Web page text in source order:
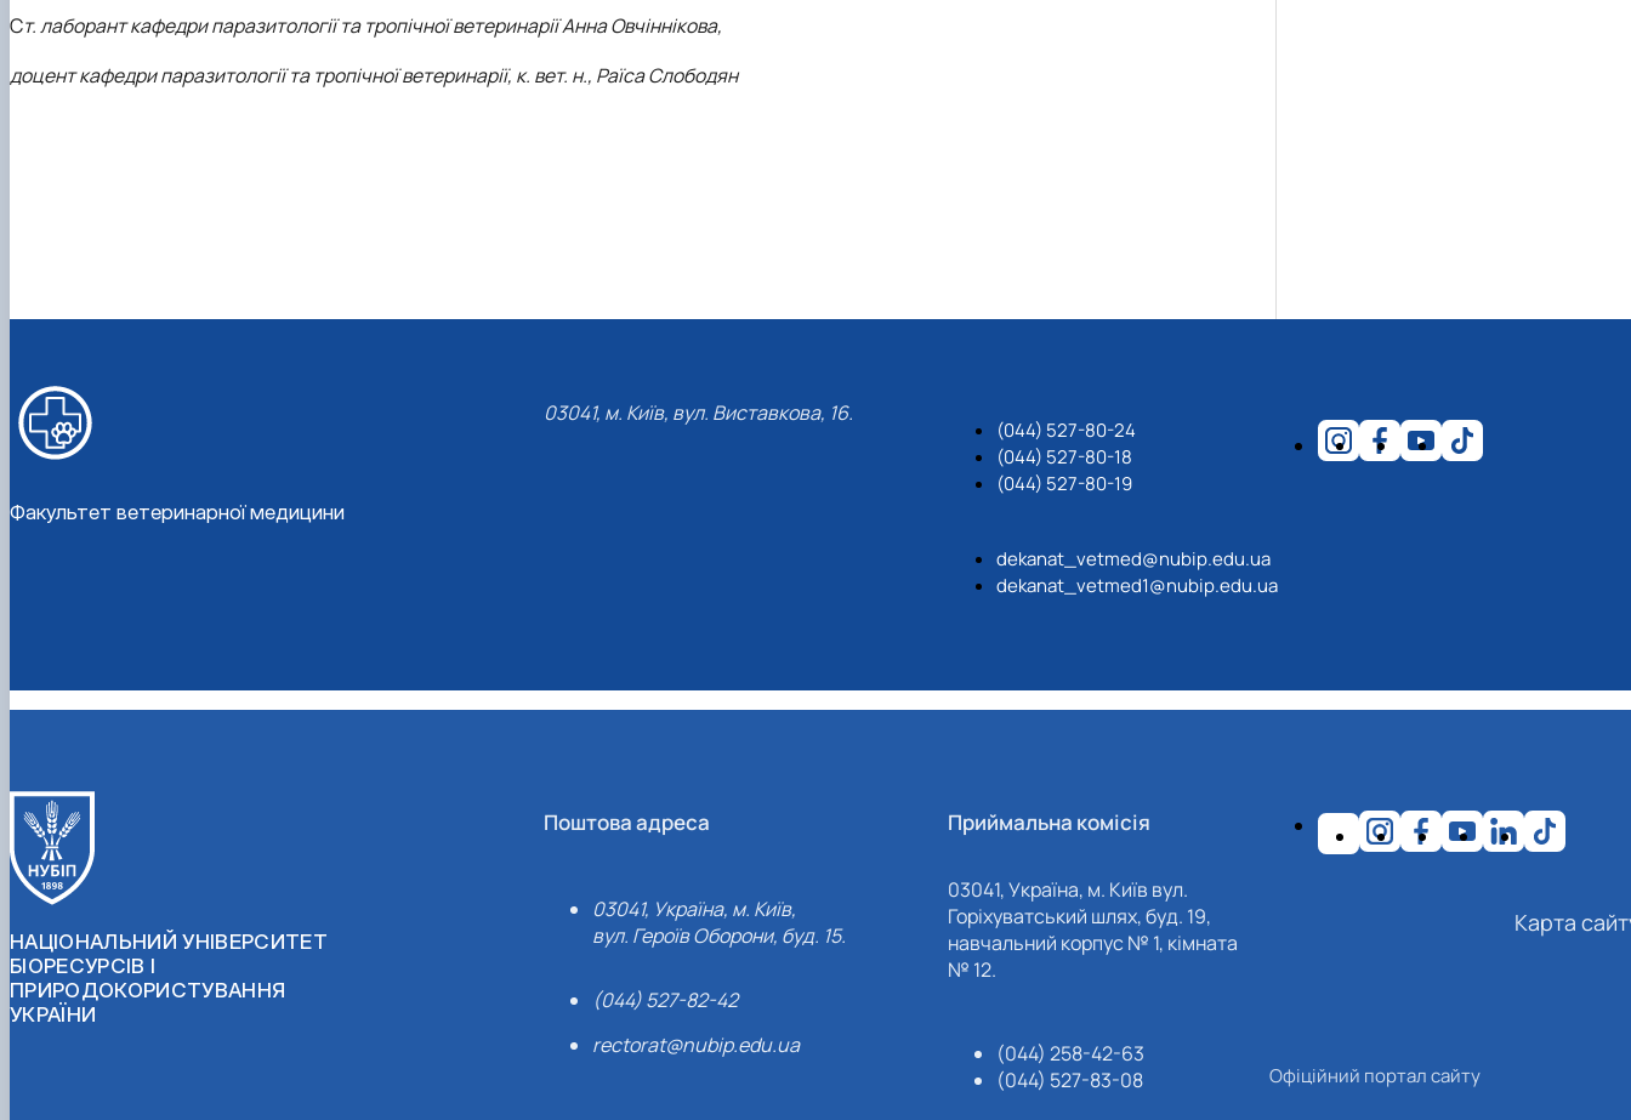
Ст. лаборант кафедри паразитології та тропічної ветеринарії Анна Овчіннікова,
доцент кафедри паразитології та тропічної ветеринарії, к. вет. н., Раїса Слободян
Факультет ветеринарної медицини
03041, м. Київ, вул. Виставкова, 16.
(044) 527-80-24
(044) 527-80-18
(044) 527-80-19
dekanat_vetmed@nubip.edu.ua
dekanat_vetmed1@nubip.edu.ua
НАЦІОНАЛЬНИЙ УНІВЕРСИТЕТ
БІОРЕСУРСІВ І
ПРИРОДОКОРИСТУВАННЯ
УКРАЇНИ
Поштова адреса
03041, Україна, м. Київ,
вул. Героїв Оборони, буд. 15.
(044) 527-82-42
rectorat@nubip.edu.ua
Приймальна комісія
03041, Україна, м. Київ вул.
Горіхуватський шлях, буд. 19,
навчальний корпус № 1, кімната
№ 12.
(044) 258-42-63
(044) 527-83-08
Карта
Офіційний портал сайту